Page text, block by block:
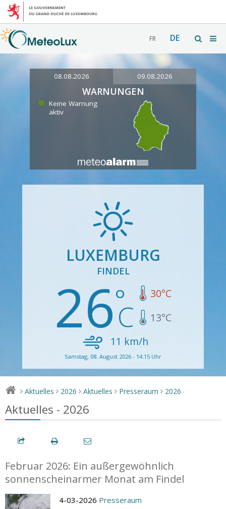
FR DE
08.08.2026 09.08.2026
WARNUNGEN
Keine Warnung
aktiv
LUXEMBURG
FINDEL
26 30°C
13°C
11 km/h
Samstag, 08. August 2026 - 14:15 Uhr
> Aktuelles > 2026 > Aktuelles > Presseraum > 2026
Aktuelles - 2026
Februar 2026: Ein außergewöhnlich
sonnenscheinarmer Monat am Findel
4-03-2026 Presseraum